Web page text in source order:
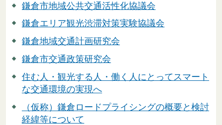
鎌倉市地域公共交通活性化協議会
鎌倉エリア観光渋滞対策実験協議会
鎌倉地域交通計画研究会
鎌倉市交通政策研究会
住む人・観光する人・働く人にとってスマート
な交通環境の実現へ
（仮称）鎌倉ロードプライシングの概要と検討
経緯等について